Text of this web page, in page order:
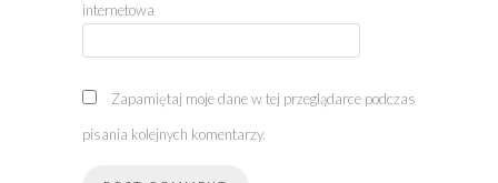
internetowa
Zapamiętaj moje dane w tej przeglądarce podczas
pisania kolejnych komentarzy.